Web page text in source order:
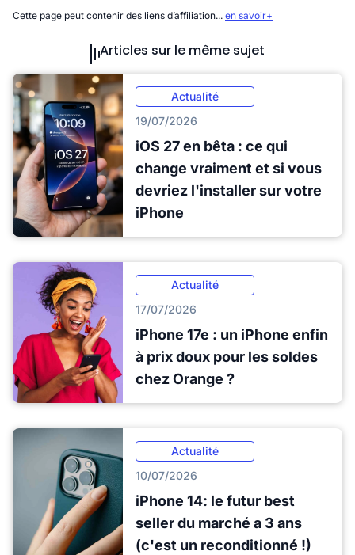
Cette page peut contenir des liens d’affiliation... en savoir+
Articles sur le même sujet
Actualité
19/07/2026
iOS 27 en bêta : ce qui
change vraiment et si vous
devriez l'installer sur votre
iPhone
Actualité
17/07/2026
iPhone 17e : un iPhone enfin
à prix doux pour les soldes
chez Orange ?
Actualité
10/07/2026
iPhone 14: le futur best
seller du marché a 3 ans
(c'est un reconditionné !)